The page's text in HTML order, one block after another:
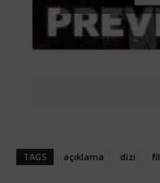
TAGS açıklama dizi